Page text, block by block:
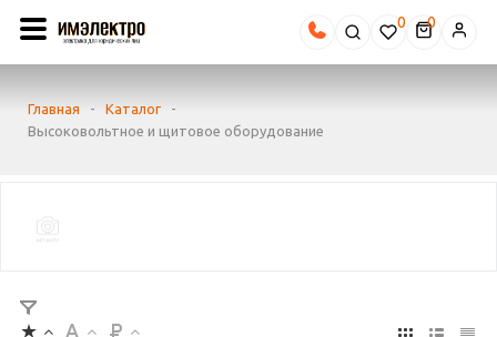
0
Главная - Каталог
-
Высоковольтное и щитовое оборудование